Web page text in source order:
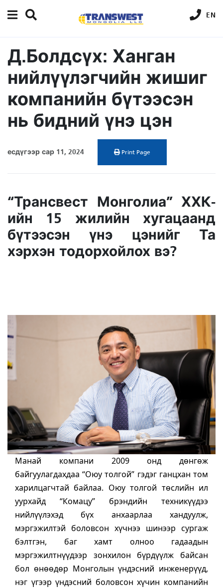
EN
Д.Болдсүх: Ханган
нийлүүлэгчийн жишиг
компанийн бүтээсэн
нь бидний үнэ цэн
есдүгээр сар 11, 2024 Print Page
“Трансвест Монголиа” ХХК-
ийн 15 жилийн хугацаанд
бүтээсэн үнэ цэнийг Та
хэрхэн тодорхойлох вэ?
Манай компани 2009 онд дөнгөж
байгуулагдахдаа “Оюу толгой” гэдэг ганцхан том
харилцагчтай байлаа. Оюу толгой төслийн ил
уурхайд “Комацу” брэндийн техникүүдээ
нийлүүлэхэд бүх анхаарлаа хандуулж,
мэргэжилтэй боловсон хүчнээ шинээр сургаж
бэлтгэн, баг хамт олноо гадаадын
мэргэжилтнүүдээр зонхилон бүрдүүлж байсан
бол өнөөдөр Монголын үндэсний инженерүүд,
нэг үгээр үндэсний боловсон хүчин компанийн